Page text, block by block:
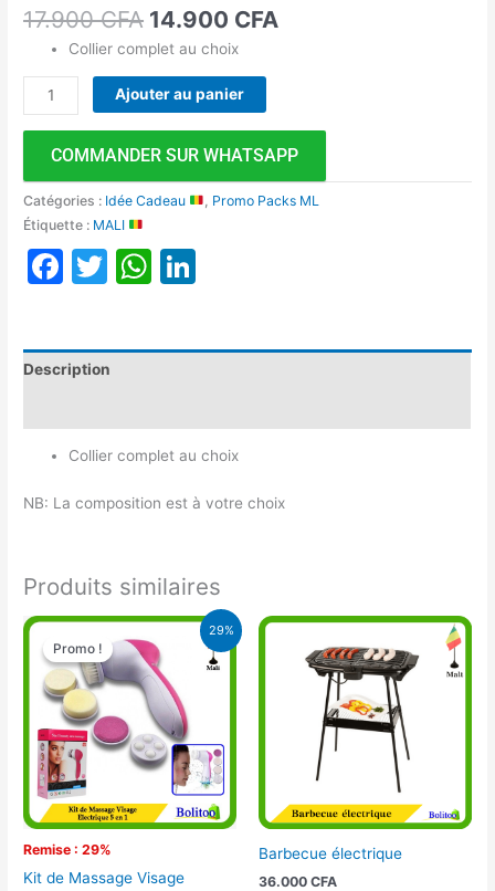
17.900CFA 14.900 CFA
Collier complet au choix
Ajouter au panier
COMMANDER SUR WHATSAPP
Catégories : Idée Cadeau
Promo Packs ML
Étiquette : MALI
Facebook
TwitterWhatsApp
Description
Collier complet au choix
NB: La composition est à votre choix
Produits similaires
29%
Promo !
Remise : 29%
Promo !
Kit de Massage Visage
Le
prix
initial
était :
5.500 CFA.
Le
actuel
est :
3.900 CFA.
Barbecue électrique
36.000 CFA